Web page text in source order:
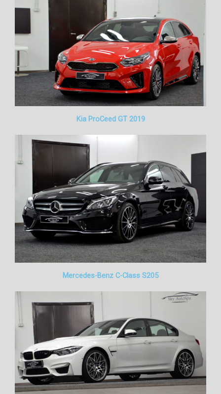
Kia ProCeed GT 2019
Mercedes-Benz C-Class S205